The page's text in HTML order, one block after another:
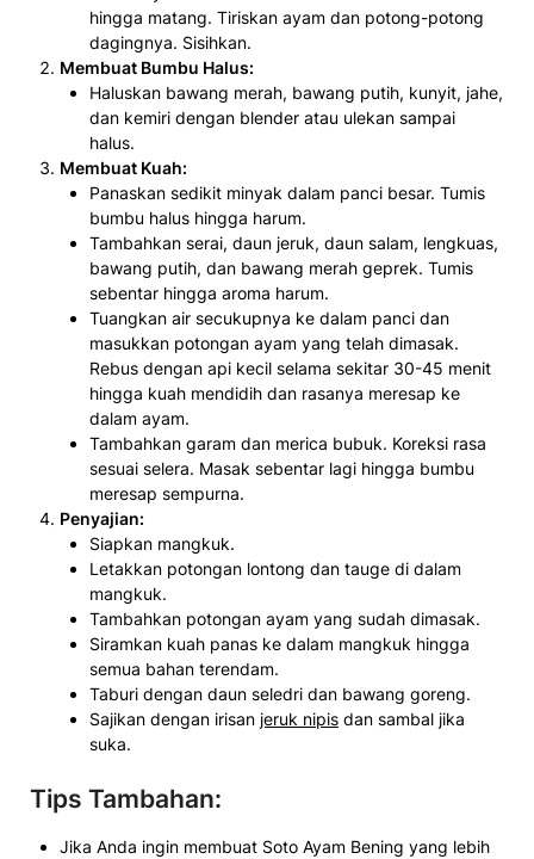
hingga matang. Tiriskan ayam dan potong-potong
dagingnya. Sisihkan.
Membuat Bumbu Halus:
Haluskan bawang merah, bawang putih, kunyit, jahe,
dan kemiri dengan blender atau ulekan sampai
halus.
Membuat Kuah:
Panaskan sedikit minyak dalam panci besar. Tumis
bumbu halus hingga harum.
Tambahkan serai, daun jeruk, daun salam, lengkuas,
bawang putih, dan bawang merah geprek. Tumis
sebentar hingga aroma harum.
Tuangkan air secukupnya ke dalam panci dan
masukkan potongan ayam yang telah dimasak.
Rebus dengan api kecil selama sekitar 30-45 menit
hingga kuah mendidih dan rasanya meresap ke
dalam ayam.
Tambahkan garam dan merica bubuk. Koreksi rasa
sesuai selera. Masak sebentar lagi hingga bumbu
meresap sempurna.
Penyajian:
Siapkan mangkuk.
Letakkan potongan lontong dan tauge di dalam
mangkuk.
Tambahkan potongan ayam yang sudah dimasak.
Siramkan kuah panas ke dalam mangkuk hingga
semua bahan terendam.
Taburi dengan daun seledri dan bawang goreng.
Sajikan dengan irisan jeruk nipis dan sambal jika
suka.
Tips Tambahan:
Jika Anda ingin membuat Soto Ayam Bening yang lebih